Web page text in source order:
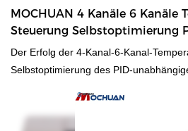
MOCHUAN 4 Kanäle 6 Kanäle
Steuerung Selbstoptimierung
Betrieb SPS-Modul
Der Erfolg der 4-Kanal-6-Kanal-
Selbstoptimierung des PID-